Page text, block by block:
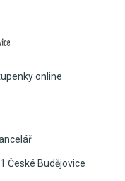
online
České Budějovice